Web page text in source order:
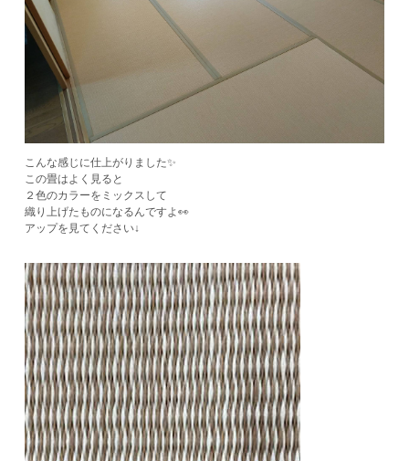
こんな感じに仕上がりました✨
この畳はよく見ると
２色のカラーをミックスして
織り上げたものになるんですよ👀
​アップを見てください↓